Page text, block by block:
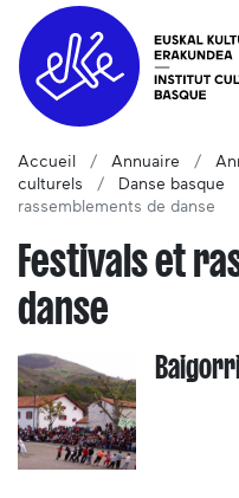
Accueil Annuaire
culturels
Danse basque
rassemblements de danse
Festivals et
danse